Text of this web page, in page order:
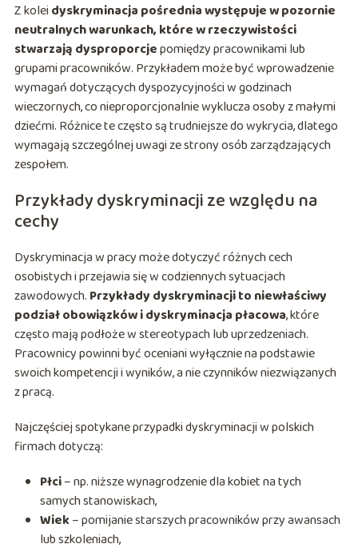
Z kolei dyskryminacja pośrednia występuje w pozornie
neutralnych warunkach, które w rzeczywistości
stwarzają dysproporcjepomiędzy pracownikami lub
grupami pracowników. Przykładem może być wprowadzenie
wymagań dotyczących dyspozycyjności w godzinach
wieczornych, co nieproporcjonalnie wyklucza osoby z małymi
dziećmi. Różnice te często są trudniejsze do wykrycia, dlatego
wymagają szczególnej uwagi ze strony osób zarządzających
zespołem.
Przykłady dyskryminacji ze względu na
cechy
Dyskryminacja w pracy może dotyczyć różnych cech
osobistych i przejawia się w codziennych sytuacjach
zawodowych. Przykłady dyskryminacji to niewłaściwy
podział obowiązków i dyskryminacja płacowa, które
często mają podłoże w stereotypach lub uprzedzeniach.
Pracownicy powinni być oceniani wyłącznie na podstawie
swoich kompetencji i wyników, a nie czynników niezwiązanych
z pracą.
Najczęściej spotykane przypadki dyskryminacji w polskich
firmach dotyczą:
Płci– np. niższe wynagrodzenie dla kobiet na tych
samych stanowiskach,
Wiek – pomijanie starszych pracowników przy awansach
lub szkoleniach,